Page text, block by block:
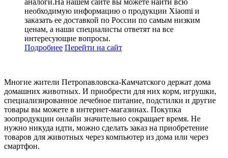
необходимую информацию о продукции Xiaomi и
заказать ее доставкой по России по самым низким
ценам, а наши специалисты ответят на все
интересующие вопросы.
Подробнее Перейти на сайт
Многие жители Петропавловска-Камчатского держат дома
домашних животных. И приобрести для них корм, игрушки,
специализированное лечебное питание, подстилки и другие
товары вы можете в интернет-магазинах. Покупка
зоопродукции онлайн значительно сокращает время. Не
нужно никуда идти, можно сделать заказ на приобретение
товаров для животных через компьютер из дома или через
смартфон.